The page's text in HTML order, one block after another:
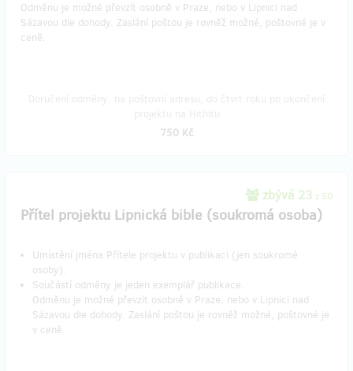
Odměnu je možné převzít osobně v Praze, nebo v Lipnici nad
Sázavou dle dohody. Zaslání poštou je rovněž možné, poštovné je v
ceně.
750 Kč
zbývá 23 z 50
Přítel projektu Lipnická bible (soukromá osoba)
Umístění jména Přítele projektu v publikaci (jen soukromé
osoby).
Součástí odměny je jeden exemplář publikace.
Odměnu je možné převzít osobně v Praze, nebo v Lipnici nad
Sázavou dle dohody. Zaslání poštou je rovněž možné, poštovné je
v ceně.